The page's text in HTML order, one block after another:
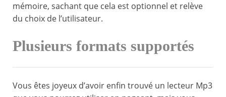
mémoire, sachant que cela est optionnel et relève
du choix de l’utilisateur.
Plusieurs formats supportés
Vous êtes joyeux d’avoir enfin trouvé un lecteur Mp3